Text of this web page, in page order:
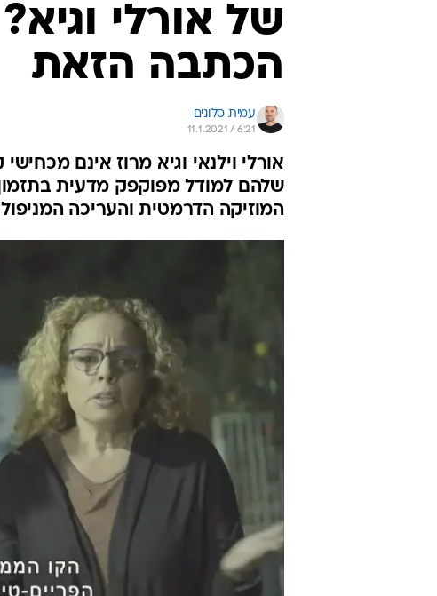
של אורלי
הכתבה הזאת
עמית סלונים
11.1.2021 / 6:21
אורלי וילנאי וגיא מרוז אינם
שלהם למודל מפוקפק מדעית
המוזיקה הדרמטית והעריכה